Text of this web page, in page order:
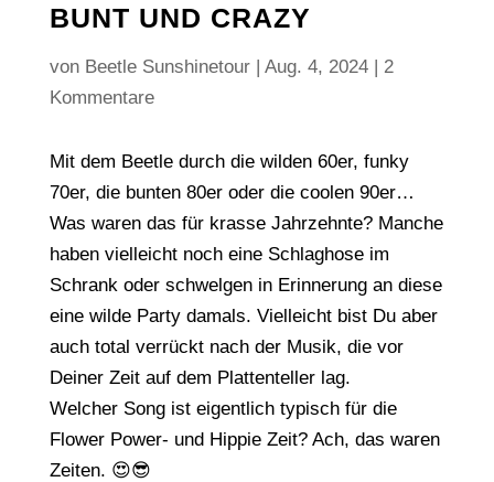
BUNT UND CRAZY
von Beetle Sunshinetour| Aug. 4, 2024| 2
Kommentare
Mit dem Beetle durch die wilden 60er, funky
70er, die bunten 80er oder die coolen 90er…
Was waren das für krasse Jahrzehnte? Manche
haben vielleicht noch eine Schlaghose im
Schrank oder schwelgen in Erinnerung an diese
eine wilde Party damals. Vielleicht bist Du aber
auch total verrückt nach der Musik, die vor
Deiner Zeit auf dem Plattenteller lag.
Welcher Song ist eigentlich typisch für die
Flower Power- und Hippie Zeit? Ach, das waren
Zeiten. 😍😎